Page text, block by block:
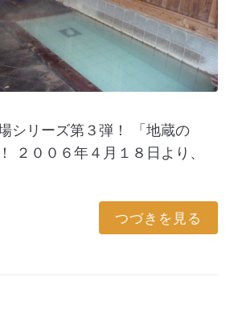
シリーズ第３弾！ 「地蔵の
２００６年４月１８日より、
つづきを見る